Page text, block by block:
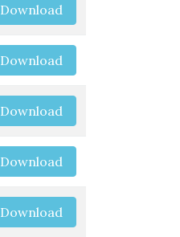
Download
Download
Download
Download
Download